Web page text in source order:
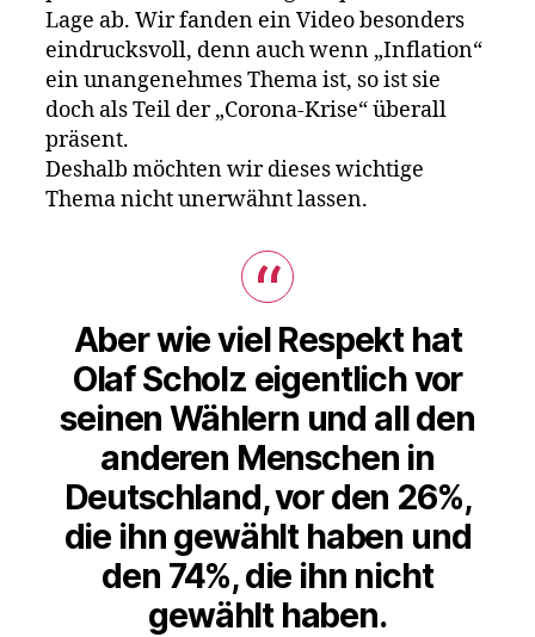
2646
der
Deutschen
gewählt
Lage ab. Wir fanden ein Video besonders
eindrucksvoll, denn auch wenn „Inflation“
ein unangenehmes Thema ist, so ist sie
doch als Teil der „Corona-Krise“ überall
präsent.
Deshalb möchten wir dieses wichtige
Thema nicht unerwähnt lassen.
Aber wie viel Respekt hat
Olaf Scholz eigentlich vor
seinen Wählern und all den
anderen Menschen in
Deutschland, vor den 26%,
die ihn gewählt haben und
den 74%, die ihn nicht
gewählt haben.